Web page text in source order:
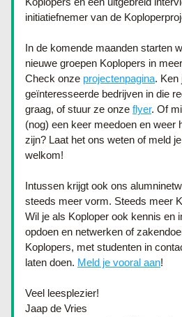
initiatiefnemer van de
In de komende maanden starten
nieuwe groepen Koplopers in
Check onze projectenpagina. Ken
geïnteresseerde bedrijven in die
graag, of stuur ze onze flyer. Of
(nog) een keer meedoen en weer
zijn? Laat het ons weten of meld
welkom!
Intussen krijgt ook ons
steeds meer vorm. Steeds meer
Wil je als Koploper ook kennis en
opdoen en netwerken of
Koplopers, met studenten in
laten doen. Meld je vooral aan!
Veel leesplezier!
Jaap de Vries